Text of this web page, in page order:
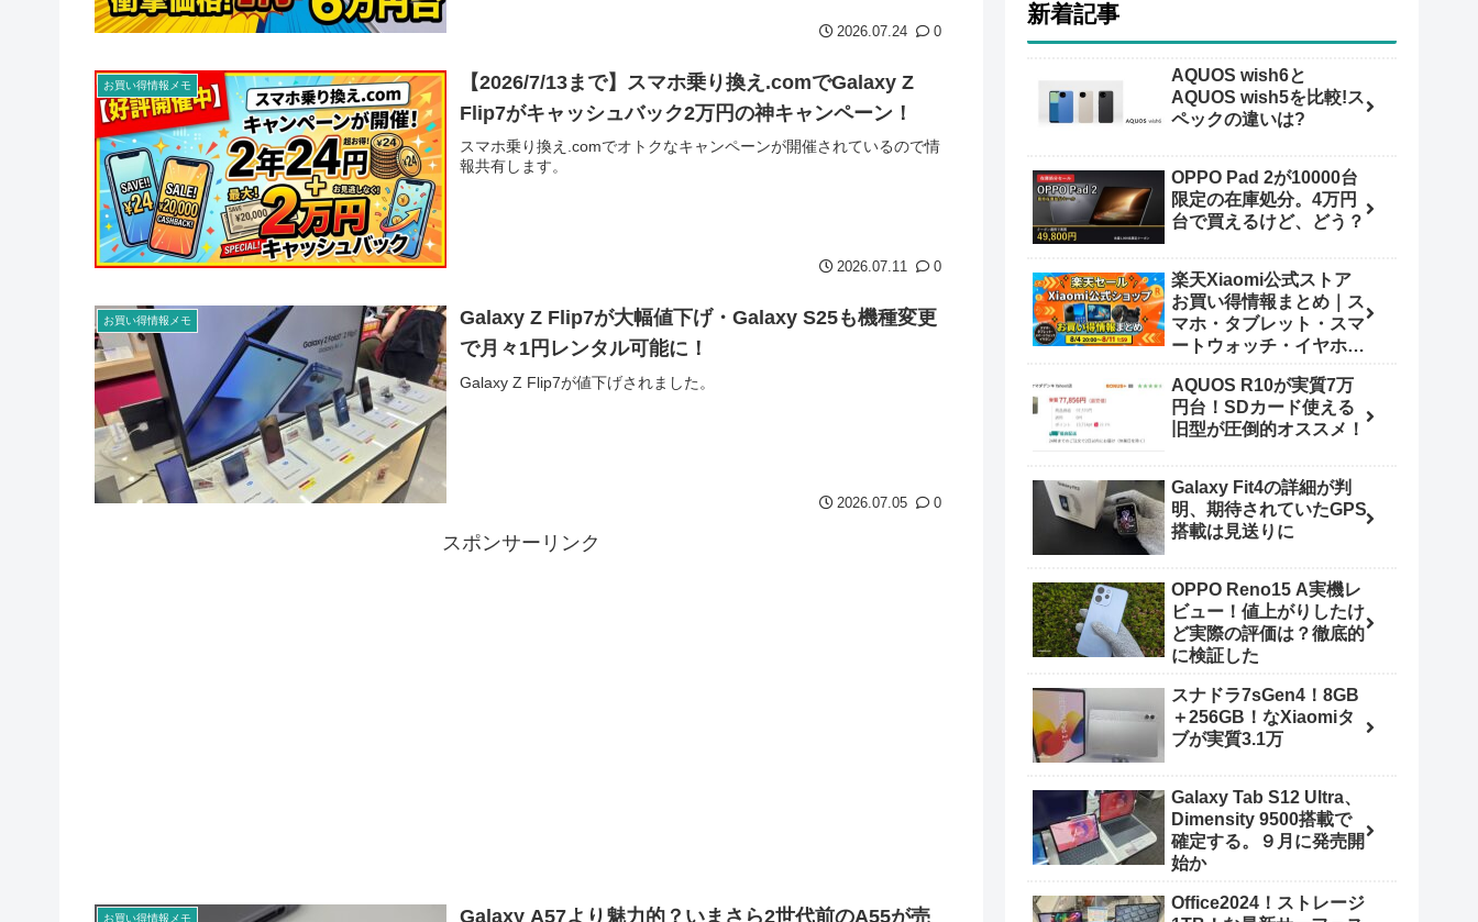
2026.07.24 0
お買い得情報メモ
【2026/7/13まで】スマホ乗り換え.comでGalaxy Z
Flip7がキャッシュバック2万円の神キャンペーン！
スマホ乗り換え.comでオトクなキャンペーンが開催されているので情
報共有します。
2026.07.11 0
お買い得情報メモ
Galaxy Z Flip7が大幅値下げ・Galaxy S25も機種変更
で月々1円レンタル可能に！
Galaxy Z Flip7が値下げされました。
2026.07.05 0
スポンサーリンク
お買い得情報メモ
Galaxy A57より魅力的？いまさら2世代前のA55が売
新着記事
AQUOS wish6と
AQUOS wish5を比較!ス
ペックの違いは?
OPPO Pad 2が10000台
限定の在庫処分。4万円
台で買えるけど、どう？
楽天Xiaomi公式ストア
お買い得情報まとめ｜ス
マホ・タブレット・スマ
ートウォッチ・イヤホン
1:59）
AQUOS R10が実質7万
円台！SDカード使える
旧型が圧倒的オススメ！
Galaxy Fit4の詳細が判
明、期待されていたGPS
搭載は見送りに
OPPO Reno15 A実機レ
ビュー！値上がりしたけ
ど実際の評価は？徹底的
に検証した
スナドラ7sGen4！8GB
＋256GB！なXiaomiタ
ブが実質3.1万
Galaxy Tab S12 Ultra、
Dimensity 9500搭載で
確定する。９月に発売開
始か
Office2024！ストレージ